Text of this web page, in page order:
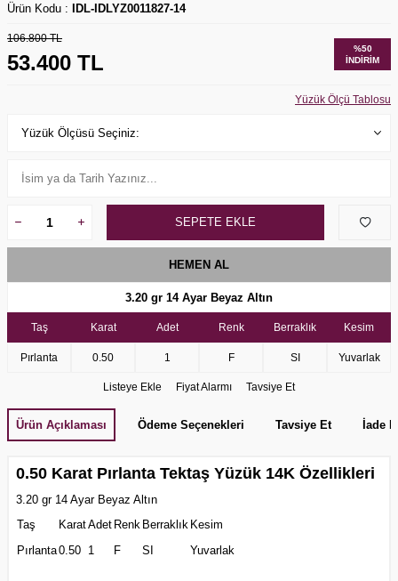
Ürün Kodu : IDL-IDLYZ0011827-14
106.800TL
53.400 TL
%50
İNDIRIM
Yüzük Ölçü Tablosu
SEPETE EKLE
HEMEN AL
3.20 gr 14 Ayar Beyaz Altın
Taş
Pırlanta
Karat
0.50
Adet
1
Renk
F
Berraklık
SI
Kesim
Yuvarlak
Listeye Ekle Fiyat Alarmı Tavsiye Et
Ürün Açıklaması Ödeme Seçenekleri Tavsiye Et İade
0.50 Karat Pırlanta Tektaş Yüzük 14K Özellikleri
3.20 gr 14 Ayar Beyaz Altın
Taş
KaratAdet Renk Berraklık Kesim
Pırlanta0.50 1 F SI Yuvarlak